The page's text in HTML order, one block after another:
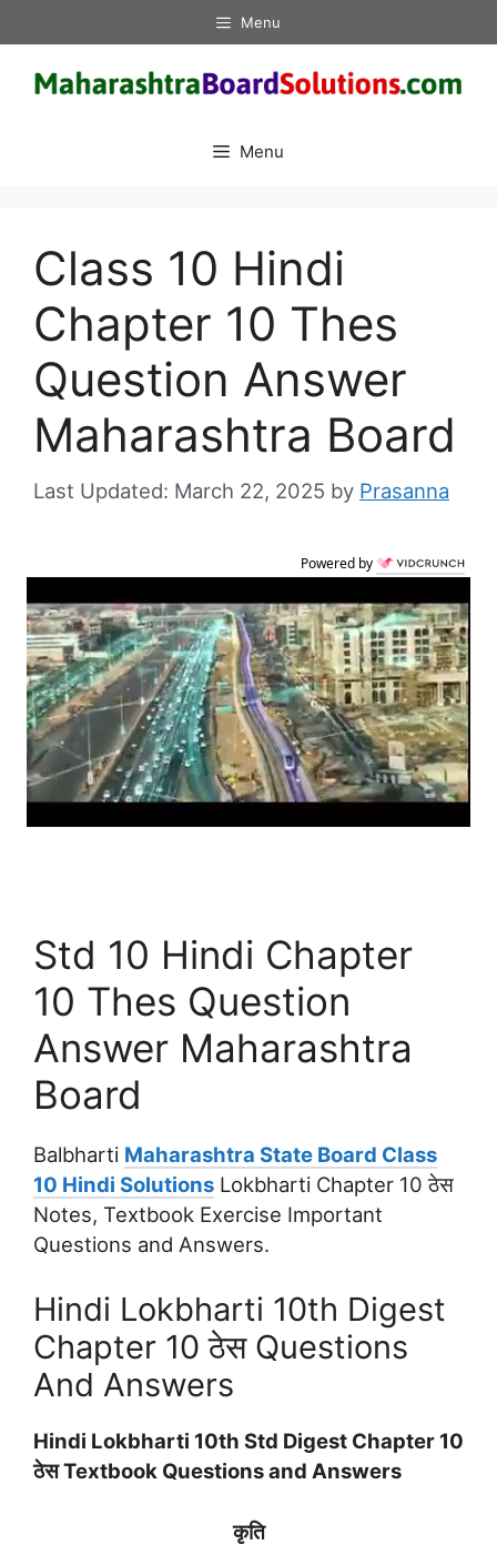
to
content
Menu
Menu
Class 10 Hindi
Chapter 10 Thes
Question Answer
Maharashtra Board
March 22, 2025 by Prasanna
Powered by
Std 10 Hindi Chapter
10 Thes Question
Answer Maharashtra
Board
Balbharti Maharashtra State Board Class
10 Hindi Solutions Lokbharti Chapter 10 ठेस
Notes, Textbook Exercise Important
Questions and Answers.
Hindi Lokbharti 10th Digest
Chapter 10 ठेस Questions
And Answers
Hindi Lokbharti 10th Std Digest Chapter 10
ठेस Textbook Questions and Answers
कृति